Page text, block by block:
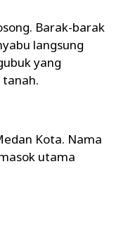
Barak-barak
langsung
yang
Kota. Nama
utama